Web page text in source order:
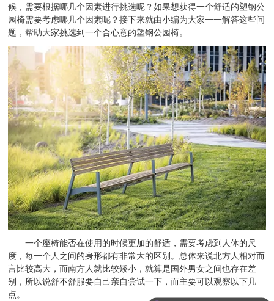
候，需要根据哪几个因素进行挑选呢？如果想获得一个舒适的塑钢公
园椅需要考虑哪几个因素呢？接下来就由小编为大家一一解答这些问
题，帮助大家挑选到一个合心意的塑钢公园椅。
一个座椅能否在使用的时候更加的舒适，需要考虑到人体的尺
度，每一个人之间的身形都有非常大的区别。总体来说北方人相对而
言比较高大，而南方人就比较矮小，就算是国外男女之间也存在差
别，所以说舒不舒服要自己亲自尝试一下，而主要可以观察以下几
点。